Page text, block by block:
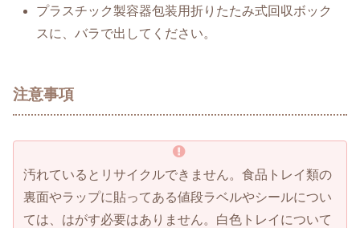
プラスチック製容器包装用折りたたみ式回収ボック
スに、バラで出してください。
注意事項
汚れているとリサイクルできません。食品トレイ類の
裏面やラップに貼ってある値段ラベルやシールについ
ては、はがす必要はありません。白色トレイについて